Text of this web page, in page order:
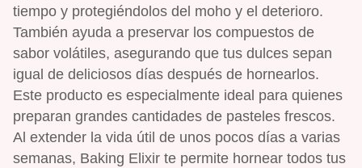
tiempo y protegiéndolos del moho y el deterioro.
También ayuda a preservar los compuestos de
sabor volátiles, asegurando que tus dulces sepan
igual de deliciosos días después de hornearlos.
Este producto es especialmente ideal para quienes
preparan grandes cantidades de pasteles frescos.
Al extender la vida útil de unos pocos días a varias
semanas, Baking Elixir te permite hornear todos tus